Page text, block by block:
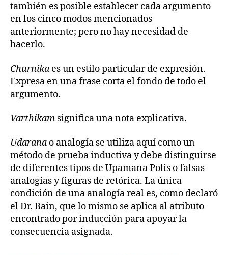
también es posible establecer cada argumento
en los cinco modos mencionados
anteriormente; pero no hay necesidad de
hacerlo.
Churnika es un estilo particular de expresión.
Expresa en una frase corta el fondo de todo el
argumento.
Varthikam significa una nota explicativa.
Udarana o analogía se utiliza aquí como un
método de prueba inductiva y debe distinguirse
de diferentes tipos de Upamana Polis o falsas
analogías y figuras de retórica. La única
condición de una analogía real es, como declaró
el Dr. Bain, que lo mismo se aplica al atributo
encontrado por inducción para apoyar la
consecuencia asignada.